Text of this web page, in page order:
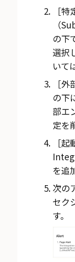
特
（
の下
選択
いて
外
の下
部エ
定を
起
を追
次の
セク
す。